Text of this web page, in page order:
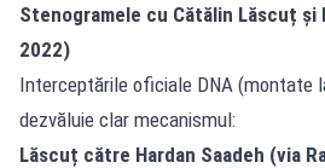
Stenogramele cu Cătălin Lăscuț și
2022)
Interceptările oficiale DNA (montate
dezvăluie clar mecanismul:
Lăscuț către Hardan Saadeh (via